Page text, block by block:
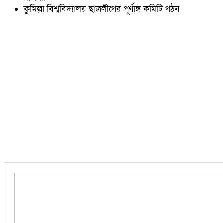
নাঙ্গলকোট
কুমিল্লা বিশ্ববিদ্যালয় ছাত্রলীগের পূর্ণাঙ্গ কমিটি গঠন